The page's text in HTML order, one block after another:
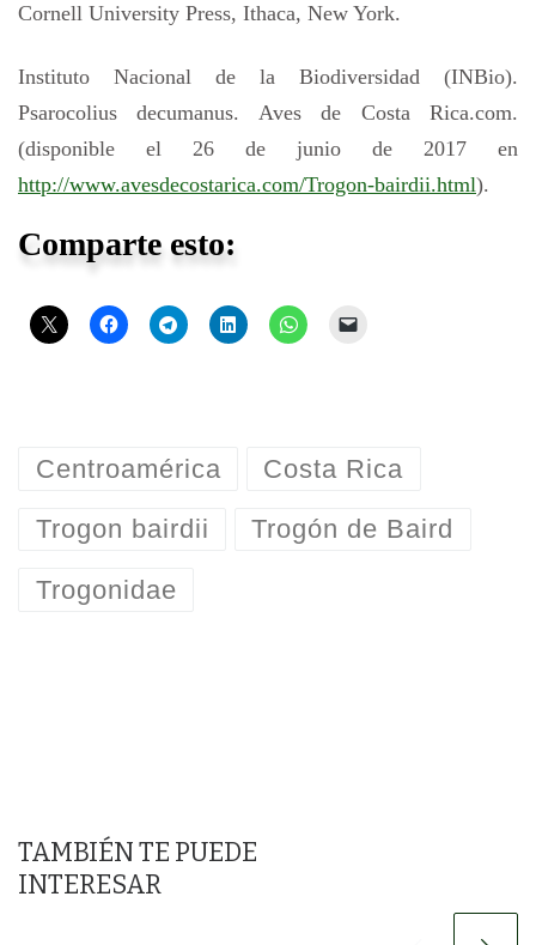
Cornell University Press, Ithaca, New York.
Instituto Nacional de la Biodiversidad (INBio).
Psarocolius decumanus. Aves de Costa Rica.com.
(disponible el 26 de junio de 2017 en
http://www.avesdecostarica.com/Trogon-bairdii.html).
Comparte esto:
Centroamérica Costa Rica
Trogon bairdii Trogón de Baird
Trogonidae
TAMBIÉN TE PUEDE
INTERESAR